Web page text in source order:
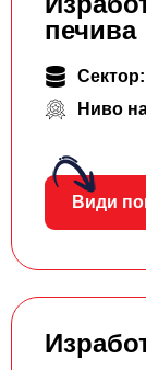
печива
Сектор:
Ниво
Види